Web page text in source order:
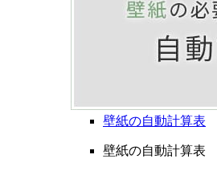
壁紙の自動計算表
壁紙の自動計算表